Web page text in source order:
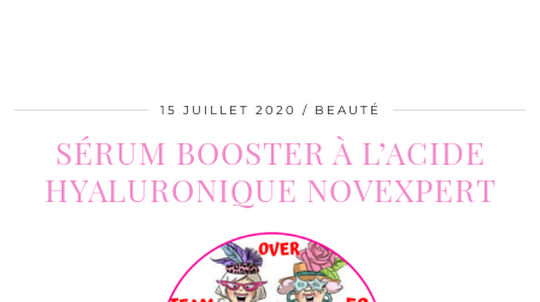
15 JUILLET 2020 BEAUTÉ
SÉRUM BOOSTER À L’ACIDE
HYALURONIQUE NOVEXPERT